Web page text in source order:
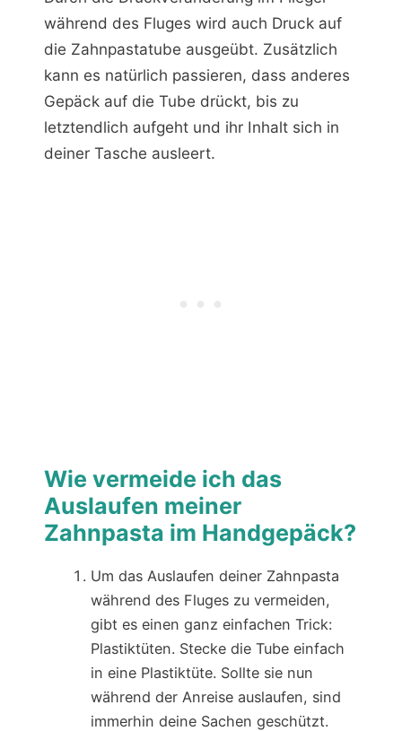
während des Fluges wird auch Druck auf
die Zahnpastatube ausgeübt. Zusätzlich
kann es natürlich passieren, dass anderes
Gepäck auf die Tube drückt, bis zu
letztendlich aufgeht und ihr Inhalt sich in
deiner Tasche ausleert.
Wie vermeide ich das
Auslaufen meiner
Zahnpasta im Handgepäck?
Um das Auslaufen deiner Zahnpasta
während des Fluges zu vermeiden,
gibt es einen ganz einfachen Trick:
Plastiktüten. Stecke die Tube einfach
in eine Plastiktüte. Sollte sie nun
während der Anreise auslaufen, sind
immerhin deine Sachen geschützt.